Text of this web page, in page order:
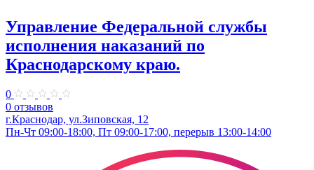
Управление Федеральной службы
исполнения наказаний по
Краснодарскому краю.
0
0 отзывов
г.Краснодар, ул.​Зиповская, 12
Пн-Чт 09:00-18:00, Пт 09:00-17:00, перерыв 13:00-14:00